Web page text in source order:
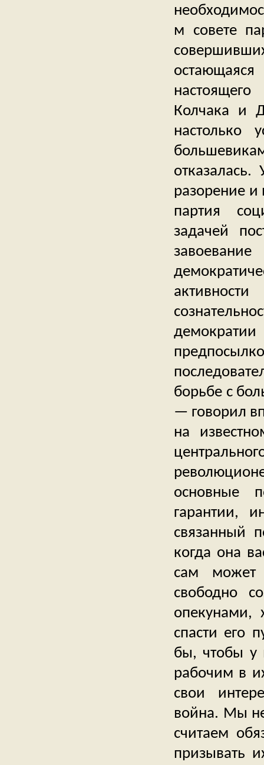
м совете
Колчака и
настолько
разорение и
партия
задачей
борьбе с
— говорил
на
основные
гарантии,
связанный
когда она
сам может
свободно
опекунами,
спасти его
бы, чтобы у
рабочим в
свои
война. Мы
считаем
призывать